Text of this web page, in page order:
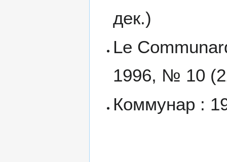
дек.)
Le
1996, № 10
Коммунар :